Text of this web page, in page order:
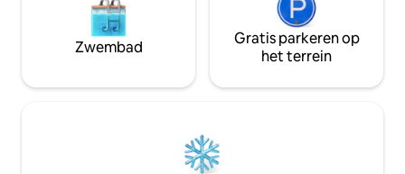
Zwembad
Gratis parkeren op
het terrein